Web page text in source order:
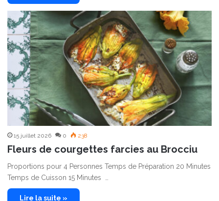
15 juillet 2026 0 238
Fleurs de courgettes farcies au Brocciu
Proportions pour 4 Personnes Temps de Préparation 20 Minutes
Temps de Cuisson 15 Minutes …
Lire la suite »